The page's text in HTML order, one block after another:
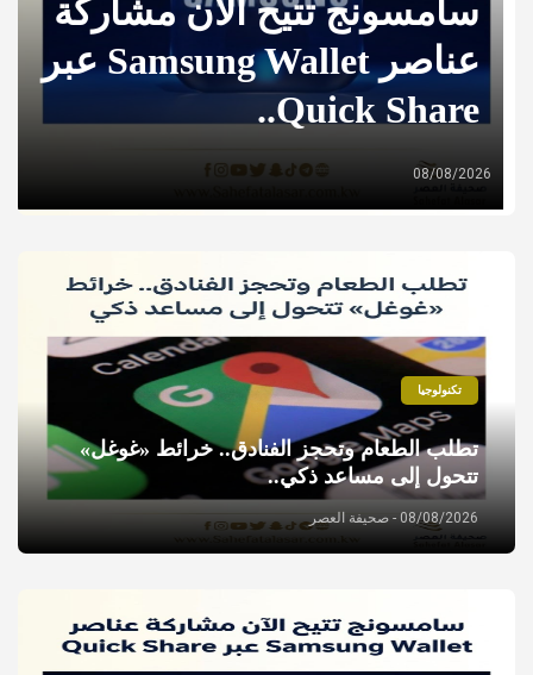
جزئي من غدٍ ولمدة أسبوع.
إغلاق المدخل المؤدي إلى
«الخامس» مقابل بيان..
08/08/2026
سامسونج تتيح الآن مشاركة
عناصر Samsung Wallet عبر
Quick Share..
08/08/2026
تطلب الطعام وتحجز الفنادق..
خرائط «غوغل» تتحول إلى
مساعد ذكي..
08/08/2026
المسموح لها بذلك وفقاً
للضوابط القانونية والقرارات
الوزارية المنظمة..
07/08/2026
إغلاق المدرسة الإيرانية
بالكويت..
07/08/2026
تكنولوجيا
تطلب الطعام وتحجز الفنادق.. خرائط «غوغل»
تتحول إلى مساعد ذكي..
08/08/2026 - صحيفة العصر